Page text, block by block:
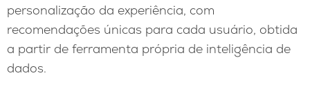
personalização da experiência, com
recomendações únicas para cada usuário, obtida
a partir de ferramenta própria de inteligência de
dados.